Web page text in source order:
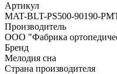
Артикул
MAT-BLT-PS500-90190-
Производитель
ООО "Фабрика
Бренд
Мелодия сна
Страна производителя